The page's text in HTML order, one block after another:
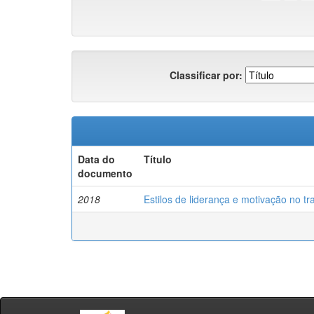
Classificar por:
Data do
documento
Título
2018 Estilos de liderança e motivação no